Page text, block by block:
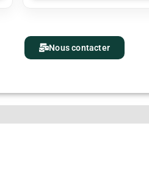
Nous contacter